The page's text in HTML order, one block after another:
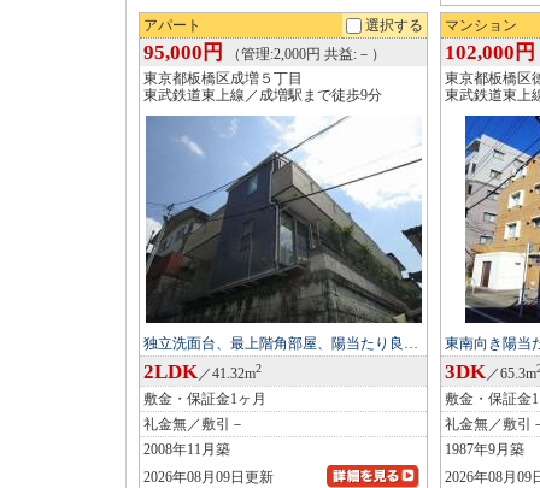
アパート 選択する
95,000円
（管理:2,000円 共益:－）
東京都板橋区成増５丁目
東武鉄道東上線／成増駅まで徒歩9分
独立洗面台、最上階角部屋、陽当たり良…
2LDK／41.32m2
敷金・保証金1ヶ月
礼金無／敷引－
2008年11月築
2026年08月09日更新
マンション
102,000円
東京都板橋区
東武鉄道東上
東南向き陽当
3DK／65.3m
敷金・保証金
礼金無／敷引
1987年9月築
2026年08月09